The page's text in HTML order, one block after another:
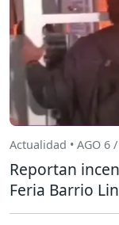
Actualidad • AGO 6
Reportan
Feria Barrio